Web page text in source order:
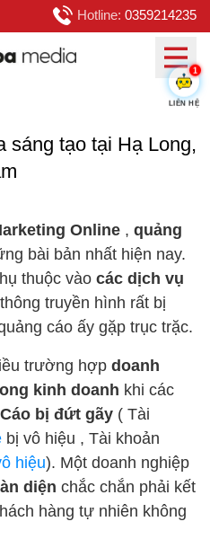
Hotline: 0359214235
sáng tạo tại Hạ Long,
Online , quảng
bài bản nhất hiện nay.
thuộc vào các dịch vụ
truyền hình rất bị
cáo ấy gặp trục trặc.
trường hợp doanh
kinh doanh khi các
bị đứt gãy ( Tài
bị vô hiệu , Tài khoản
hiệu). Một doanh nghiệp
diện chắc chắn phải kết
hàng tự nhiên không
1
LIÊN HỆ